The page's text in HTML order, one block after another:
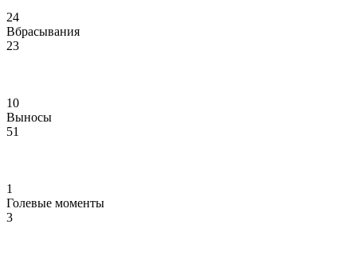
24
Вбрасывания
23
10
Выносы
51
1
Голевые моменты
3